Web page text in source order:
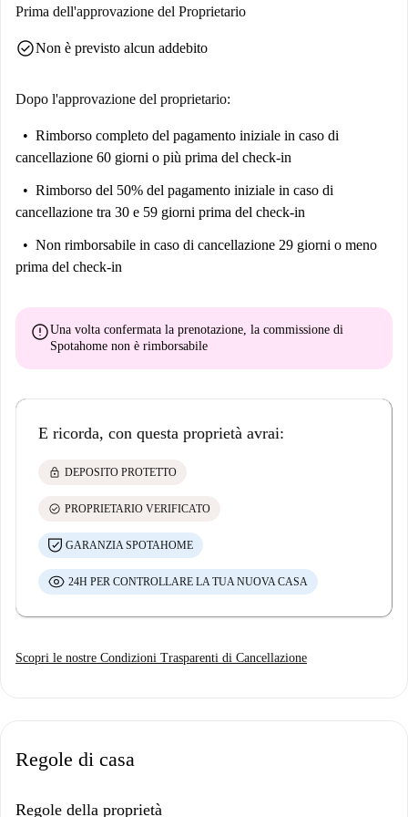
Prima dell'approvazione del Proprietario
check_circleNon è previsto alcun addebito
Dopo l'approvazione del proprietario:
Rimborso completo del pagamento iniziale in caso di
cancellazione 60 giorni o più prima del check-in
Rimborso del 50% del pagamento iniziale in caso di
cancellazione tra 30 e 59 giorni prima del check-in
Non rimborsabile in caso di cancellazione 29 giorni o meno
prima del check-in
errorUna volta confermata la prenotazione, la commissione di
Spotahome non è rimborsabile
E ricorda, con questa proprietà avrai:
lock DEPOSITO PROTETTO
check_circle PROPRIETARIO VERIFICATO
GARANZIA SPOTAHOME
24H PER CONTROLLARE LA TUA NUOVA CASA
Scopri le nostre Condizioni Trasparenti di Cancellazione
Regole di casa
Regole della proprietà